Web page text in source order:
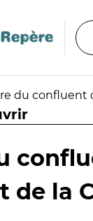
du confluent
de la